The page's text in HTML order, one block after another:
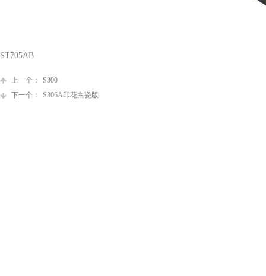
ST705AB
上一个：
S300
下一个：
S306A印花白瓷版